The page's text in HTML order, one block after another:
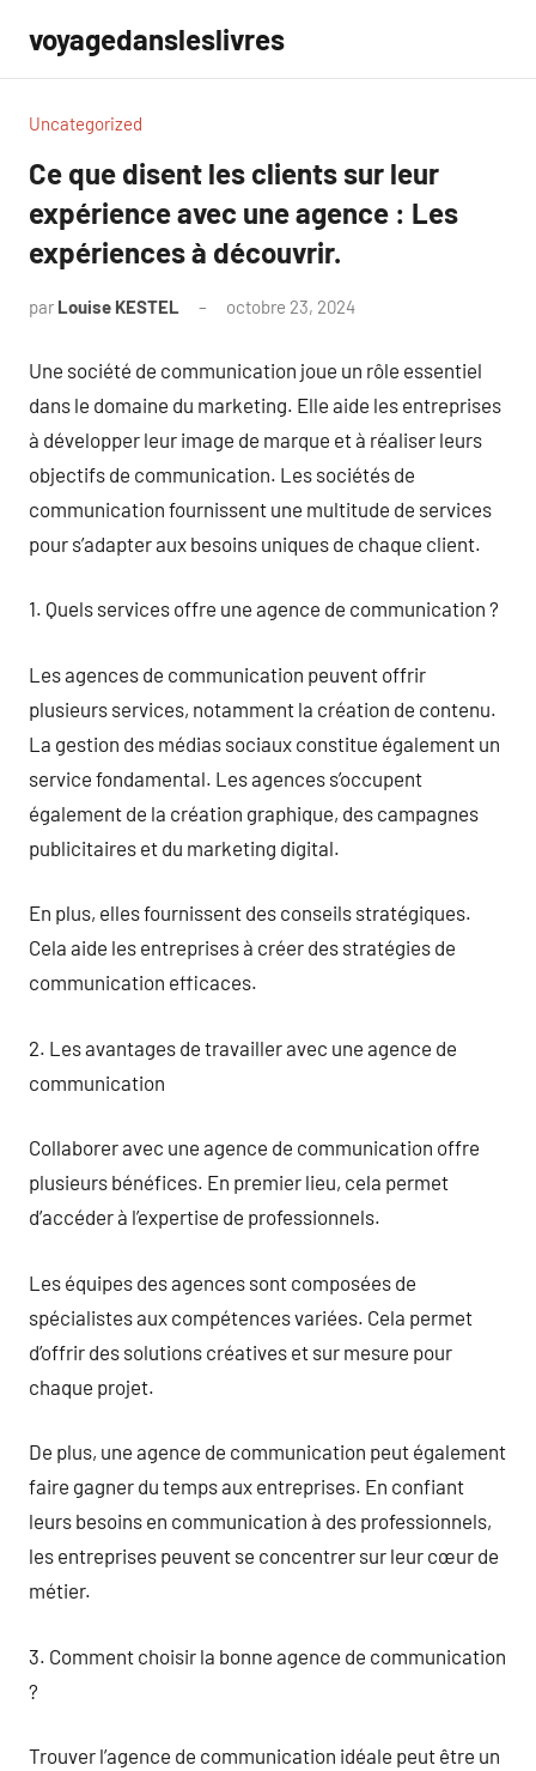
contenu
voyagedansleslivres
Uncategorized
Ce que disent les clients sur leur
expérience avec une agence : Les
expériences à découvrir.
par Louise KESTEL octobre 23, 2024
Une société de communication joue un rôle essentiel
dans le domaine du marketing. Elle aide les entreprises
à développer leur image de marque et à réaliser leurs
objectifs de communication. Les sociétés de
communication fournissent une multitude de services
pour s’adapter aux besoins uniques de chaque client.
1. Quels services offre une agence de communication ?
Les agences de communication peuvent offrir
plusieurs services, notamment la création de contenu.
La gestion des médias sociaux constitue également un
service fondamental. Les agences s’occupent
également de la création graphique, des campagnes
publicitaires et du marketing digital.
En plus, elles fournissent des conseils stratégiques.
Cela aide les entreprises à créer des stratégies de
communication efficaces.
2. Les avantages de travailler avec une agence de
communication
Collaborer avec une agence de communication offre
plusieurs bénéfices. En premier lieu, cela permet
d’accéder à l’expertise de professionnels.
Les équipes des agences sont composées de
spécialistes aux compétences variées. Cela permet
d’offrir des solutions créatives et sur mesure pour
chaque projet.
De plus, une agence de communication peut également
faire gagner du temps aux entreprises. En confiant
leurs besoins en communication à des professionnels,
les entreprises peuvent se concentrer sur leur cœur de
métier.
3. Comment choisir la bonne agence de communication
?
Trouver l’agence de communication idéale peut être un